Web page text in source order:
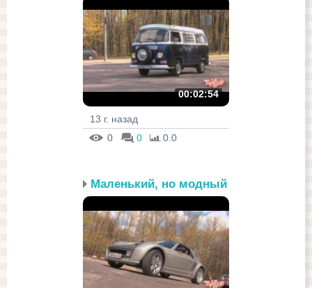
00:02:54
13 г. назад
0
0 0.0
Маленький, но модный